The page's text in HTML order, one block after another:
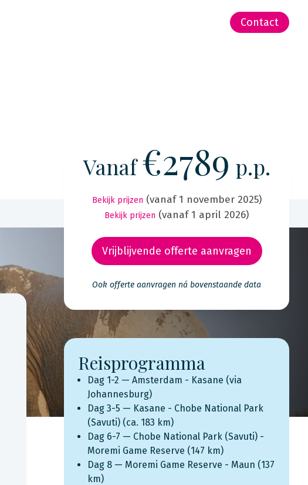
Contact
Vanaf€2789 p.p.
Bekijk prijzen (vanaf 1 november 2025)
Bekijk prijzen (vanaf 1 april 2026)
Vrijblijvende offerte aanvragen
Ook offerte aanvragen ná bovenstaande data
Reisprogramma
Dag 1-2 — Amsterdam - Kasane (via
Johannesburg)
Dag 3-5 — Kasane - Chobe National Park
(Savuti) (ca. 183 km)
Dag 6-7 — Chobe National Park (Savuti) -
Moremi Game Reserve (147 km)
Dag 8 — Moremi Game Reserve - Maun (137
km)